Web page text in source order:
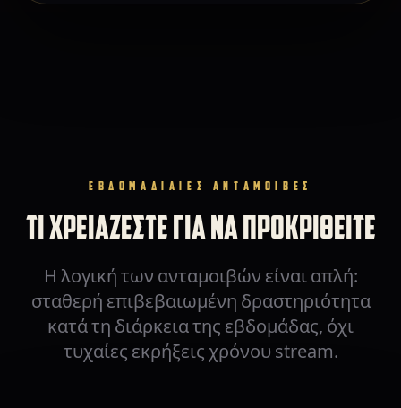
ΕΒΔΟΜΑΔΙΑΙΕΣ ΑΝΤΑΜΟΙΒΕΣ
ΤΙ ΧΡΕΙΑΖΕΣΤΕ ΓΙΑ ΝΑ ΠΡΟΚΡΙΘΕΙΤΕ
Η λογική των ανταμοιβών είναι απλή:
σταθερή επιβεβαιωμένη δραστηριότητα
κατά τη διάρκεια της εβδομάδας, όχι
τυχαίες εκρήξεις χρόνου stream.